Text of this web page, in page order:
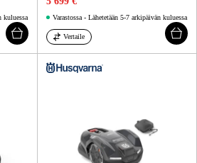
kuluessa Varastossa - Lähetetään 5-7 arkipäivän kuluessa
Vertaile